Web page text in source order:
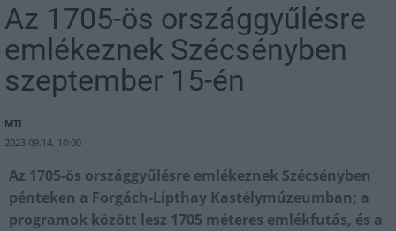
Az 1705-ös országgyűlésre
emlékeznek Szécsényben
szeptember 15-én
MTI
2023.09.14. 10:00
Az 1705-ös országgyűlésre emlékeznek Szécsényben
pénteken a Forgách-Lipthay Kastélymúzeumban; a
programok között lesz 1705 méteres emlékfutás, és a